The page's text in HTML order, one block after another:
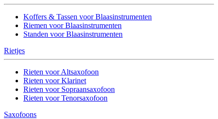
Koffers & Tassen voor Blaasinstrumenten
Riemen voor Blaasinstrumenten
Standen voor Blaasinstrumenten
Rietjes
Rieten voor Altsaxofoon
Rieten voor Klarinet
Rieten voor Sopraansaxofoon
Rieten voor Tenorsaxofoon
Saxofoons